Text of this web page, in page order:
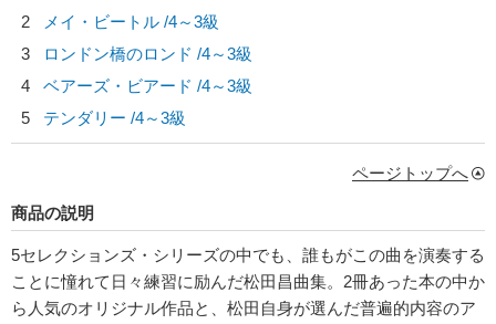
2
メイ・ビートル /4～3級
3
ロンドン橋のロンド /4～3級
4
ベアーズ・ビアード /4～3級
5
テンダリー /4～3級
ページトップへ
商品の説明
5セレクションズ・シリーズの中でも、誰もがこの曲を演奏する
ことに憧れて日々練習に励んだ松田昌曲集。2冊あった本の中か
ら人気のオリジナル作品と、松田自身が選んだ普遍的内容のア